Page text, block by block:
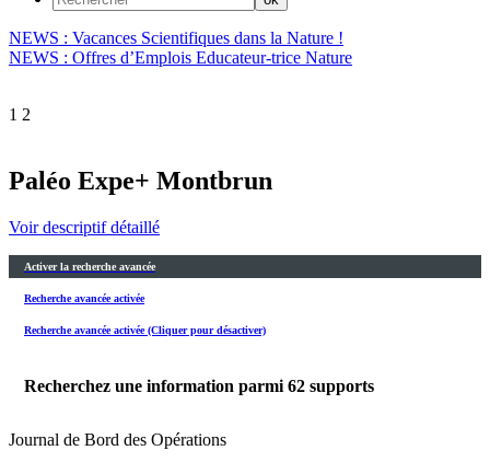
NEWS : Vacances Scientifiques dans la Nature !
NEWS : Offres d’Emplois Educateur-trice Nature
1 2
Paléo Expe+ Montbrun
Voir descriptif détaillé
Activer la recherche avancée
Recherche avancée activée
Recherche avancée activée (Cliquer pour désactiver)
Recherchez une information parmi 62 supports
Journal de Bord des Opérations